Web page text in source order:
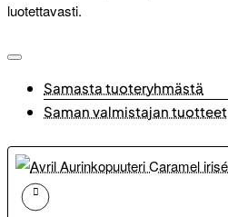
luotettavasti.
Samasta tuoteryhmästä
Saman valmistajan tuotteet